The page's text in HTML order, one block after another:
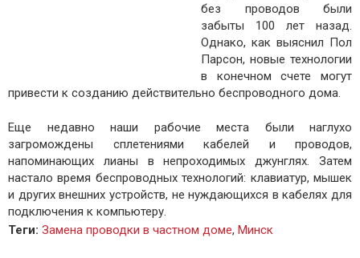
без проводов были
забыты 100 лет назад.
Однако, как выяснил Пол
Парсон, новые технологии
в конечном счете могут
привести к созданию действительно беспроводного дома.
Еще недавно наши рабочие места были наглухо
загромождены сплетениями кабелей и проводов,
напоминающих лианы в непроходимых джунглях. Затем
настало время беспроводных технологий: клавиатур, мышек
и других внешних устройств, не нуждающихся в кабелях для
подключения к компьютеру.
Теги: Замена проводки в частном доме, Минск